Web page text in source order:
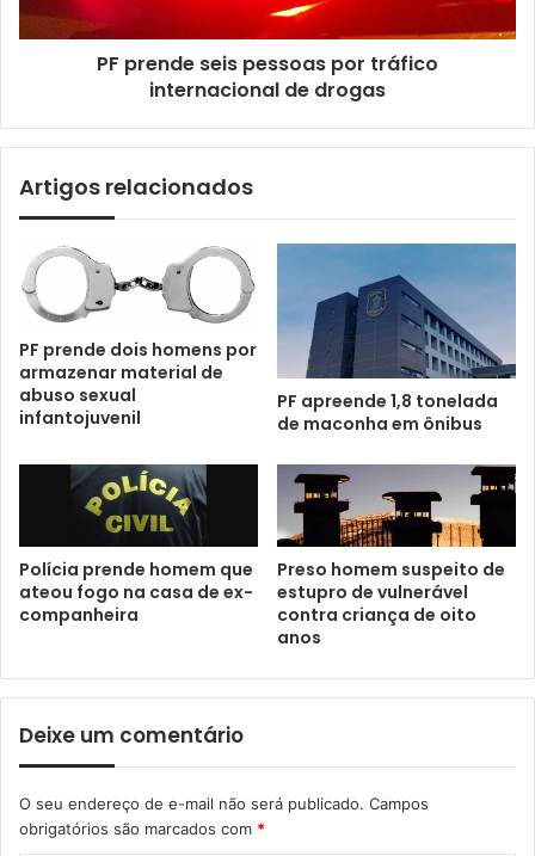
PF prende seis pessoas por tráfico
internacional de drogas
Artigos relacionados
PF prende dois homens por
armazenar material de
abuso sexual
infantojuvenil
PF apreende 1,8 tonelada
de maconha em ônibus
Polícia prende homem que
ateou fogo na casa de ex-
companheira
Preso homem suspeito de
estupro de vulnerável
contra criança de oito
anos
Deixe um comentário
O seu endereço de e-mail não será publicado. Campos
obrigatórios são marcados com *